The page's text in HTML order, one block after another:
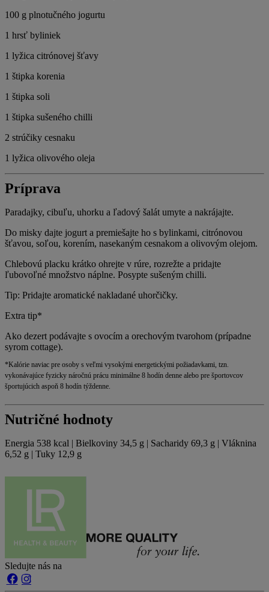
100 g plnotučného jogurtu
1 hrsť byliniek
1 lyžica citrónovej šťavy
1 štipka korenia
1 štipka soli
1 štipka sušeného chilli
2 strúčiky cesnaku
1 lyžica olivového oleja
Príprava
Paradajky, cibuľu, uhorku a ľadový šalát umyte a nakrájajte.
Do misky dajte jogurt a premiešajte ho s bylinkami, citrónovou
šťavou, soľou, korením, nasekaným cesnakom a olivovým olejom.
Chlebovú placku krátko ohrejte v rúre, rozrežte a pridajte
ľubovoľné množstvo náplne. Posypte sušeným chilli.
Tip: Pridajte aromatické nakladané uhorčičky.
Extra tip*
Ako dezert podávajte s ovocím a orechovým tvarohom (prípadne
syrom cottage).
*Kalórie naviac pre osoby s veľmi vysokými energetickými požiadavkami, tzn.
vykonávajúce fyzicky náročnú prácu minimálne 8 hodín denne alebo pre športovcov
športujúcich aspoň 8 hodín týždenne.
Nutričné hodnoty
Energia 538 kcal | Bielkoviny 34,5 g | Sacharidy 69,3 g | Vláknina
6,52 g | Tuky 12,9 g
Sledujte nás na